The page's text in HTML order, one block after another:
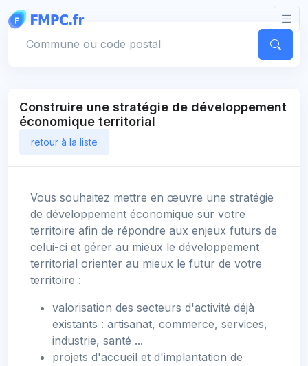
Construire une stratégie de développement
économique territorial
retour à la liste
Vous souhaitez mettre en œuvre une stratégie
de développement économique sur votre
territoire afin de répondre aux enjeux futurs de
celui-ci et gérer au mieux le développement
territorial orienter au mieux le futur de votre
territoire :
valorisation des secteurs d'activité déjà
existants : artisanat, commerce, services,
industrie, santé ...
projets d'accueil et d'implantation de
Panneau de gestion des cookies